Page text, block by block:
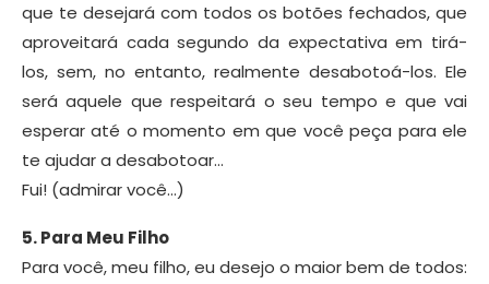
que te desejará com todos os botões fechados, que
aproveitará cada segundo da expectativa em tirá-
los, sem, no entanto, realmente desabotoá-los. Ele
será aquele que respeitará o seu tempo e que vai
esperar até o momento em que você peça para ele
te ajudar a desabotoar…
Fui! (admirar você…)
5. Para Meu Filho
Para você, meu filho, eu desejo o maior bem de todos: